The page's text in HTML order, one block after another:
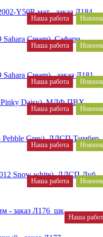
Наша работа
Y50R мат - заказ Л184
Наша работа
Cream), Сафари
Наша работа
Cream) - заказ Л181
Наша работа
Pinky Daisy), МДФ ПВХ
Наша работа
Pebble Grey), ЛДСП Тимбер
Наша работа
Snow white), ЛДСП Дуб
Наша
заказ Л176_шк